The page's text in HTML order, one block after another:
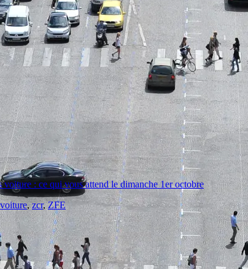
voiture : ce qui vous attend le dimanche 1er octobre
voiture,zcr,ZFE